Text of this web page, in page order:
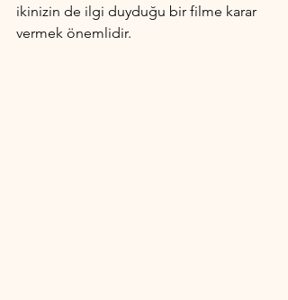
ikinizin de ilgi duyduğu bir filme karar
vermek önemlidir.